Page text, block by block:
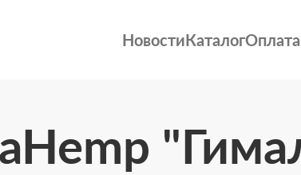
НовостиКаталогОплата